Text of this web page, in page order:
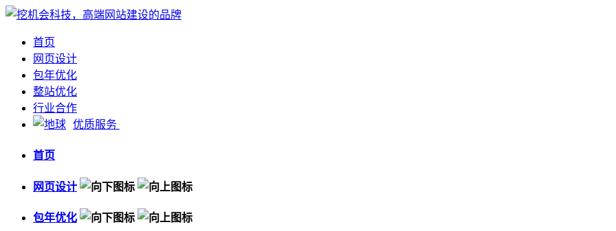
首页
网页设计
包年优化
整站优化
行业合作
优质服务
首页
网页设计
包年优化